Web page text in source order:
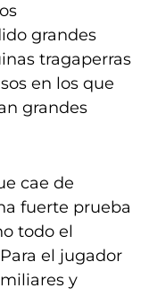
grandes
tragaperras
en los que
grandes
cae de
fuerte prueba
todo el
el jugador
y